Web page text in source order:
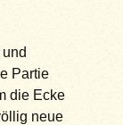
Partie
die Ecke
neue